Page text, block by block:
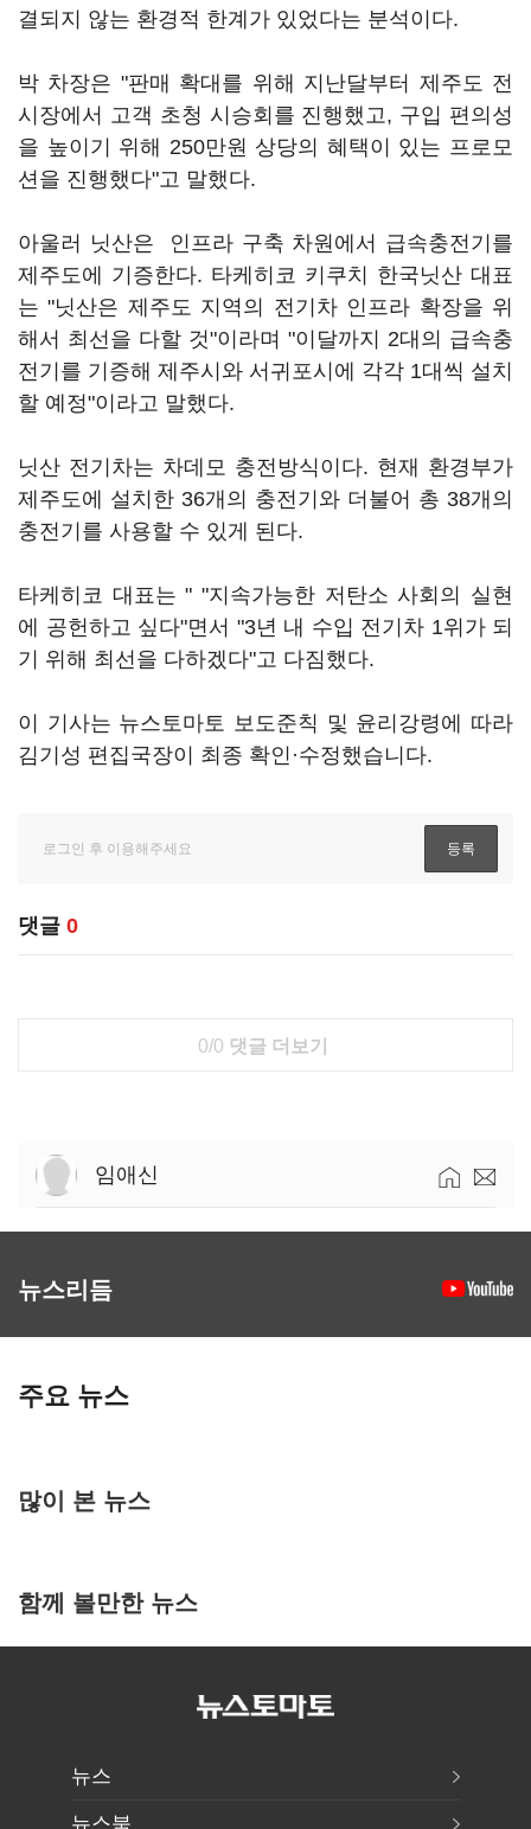
결되지 않는 환경적 한계가 있었다는 분석이다.
박 차장은 "판매 확대를 위해 지난달부터 제주도 전
시장에서 고객 초청 시승회를 진행했고, 구입 편의성
을 높이기 위해 250만원 상당의 혜택이 있는 프로모
션을 진행했다"고 말했다.
아울러 닛산은 인프라 구축 차원에서 급속충전기를
제주도에 기증한다. 타케히코 키쿠치 한국닛산 대표
는 "닛산은 제주도 지역의 전기차 인프라 확장을 위
해서 최선을 다할 것"이라며 "이달까지 2대의 급속충
전기를 기증해 제주시와 서귀포시에 각각 1대씩 설치
할 예정"이라고 말했다.
닛산 전기차는 차데모 충전방식이다. 현재 환경부가
제주도에 설치한 36개의 충전기와 더불어 총 38개의
충전기를 사용할 수 있게 된다.
타케히코 대표는 " "지속가능한 저탄소 사회의 실현
에 공헌하고 싶다"면서 "3년 내 수입 전기차 1위가 되
기 위해 최선을 다하겠다"고 다짐했다.
이 기사는 뉴스토마토 보도준칙 및 윤리강령에 따라
김기성 편집국장이 최종 확인·수정했습니다.
댓글 0
0/0 댓글 더보기
임애신
뉴스리듬
주요 뉴스
많이 본 뉴스
함께 볼만한 뉴스
뉴스
뉴스북